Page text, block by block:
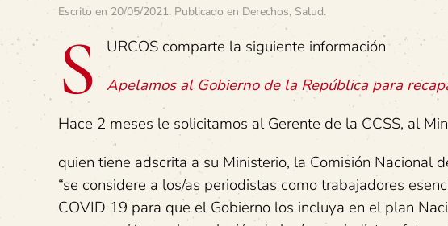
Escrito en 20/05/2021. Publicado en Derechos, Salud.
S
URCOS comparte la siguiente información
Apelamos al Gobierno de la República para
Hace 2 meses le solicitamos al Gerente de la CCSS, al
quien tiene adscrita a su Ministerio, la Comisión Nacional
“se considere a los/as periodistas como trabajadores
COVID 19 para que el Gobierno los incluya en el plan